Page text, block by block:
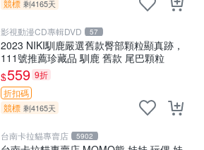
競標 剩4165天
影視動漫CD專輯DVD 57
2023 NIKI馴鹿嚴選舊款臀部顆粒顯真跡，
111號推薦珍藏品 馴鹿 舊款 尾巴顆粒
$559 9折
折扣碼
競標 剩4165天
台南卡拉貓專賣店 5902